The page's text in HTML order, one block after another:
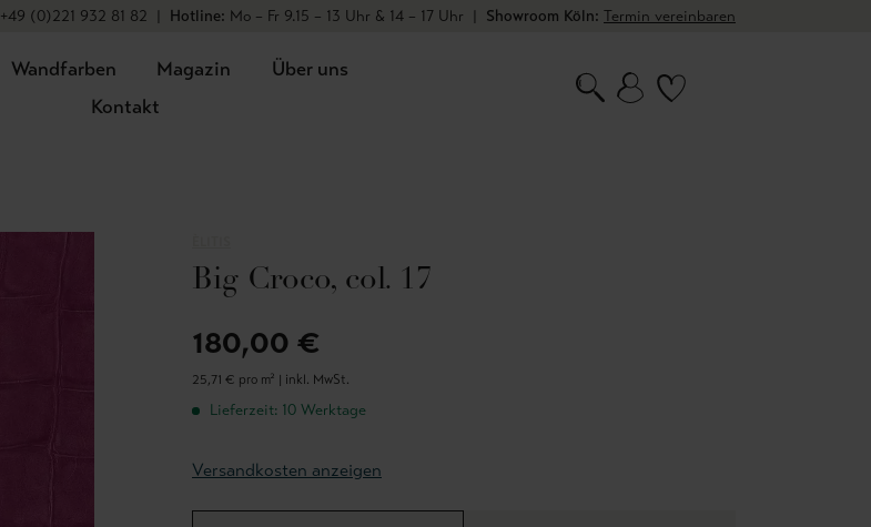
+49 (0)221 932 81 82 | Hotline: Mo – Fr 9.15 – 13 Uhr & 14 – 17 Uhr | Showroom Köln: Termin vereinbaren
Wandfarben Magazin
Über uns
Kontakt
Big Croco, col. 17
180,00 €
25,71 € pro m² | inkl. MwSt.
Lieferzeit: 10 Werktage
Versandkosten anzeigen